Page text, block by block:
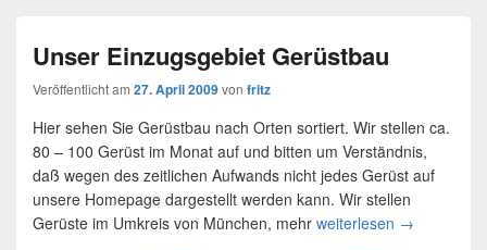
Unser Einzugsgebiet Gerüstbau
Veröffentlicht am 27. April 2009von fritz
Hier sehen Sie Gerüstbau nach Orten sortiert. Wir stellen ca.
80 – 100 Gerüst im Monat auf und bitten um Verständnis,
daß wegen des zeitlichen Aufwands nicht jedes Gerüst auf
unsere Homepage dargestellt werden kann. Wir stellen
Gerüste im Umkreis von München, mehr weiterlesen Unser
→